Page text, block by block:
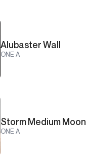
Alubaster Wall
ONE A
Storm Medium Moon
ONE A